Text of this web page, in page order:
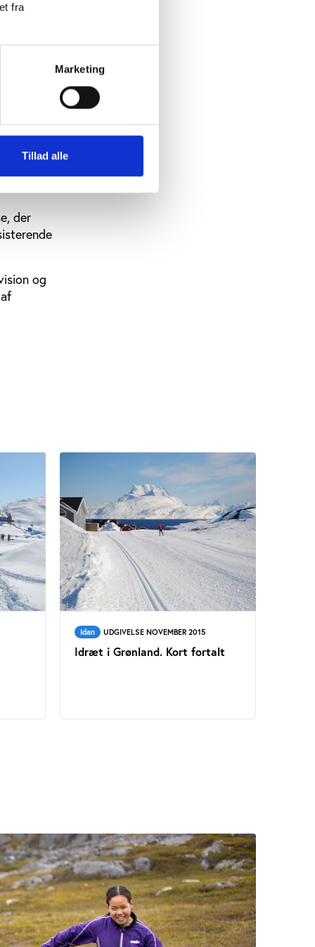
fra
Marketing
Tillad alle
–
der
og
Idan UDGIVELSE NOVEMBER 2015
Idræt i Grønland. Kort fortalt